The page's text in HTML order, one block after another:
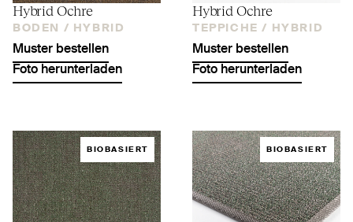
Hybrid Ochre
BODEN / HYBRID
Muster bestellen
Foto herunterladen
Hybrid Ochre
TEPPICHE / HYBRID
Muster bestellen
Foto herunterladen
BIOBASIERT BIOBASIERT